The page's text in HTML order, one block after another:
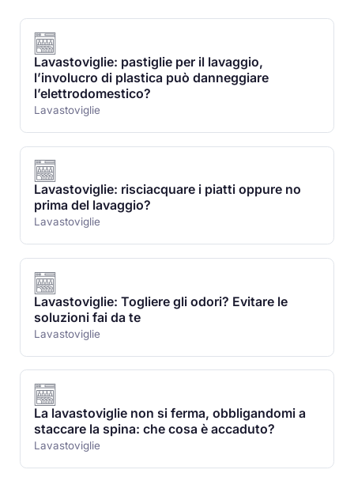
Lavastoviglie: pastiglie per il lavaggio,
l’involucro di plastica può danneggiare
l’elettrodomestico?
Lavastoviglie
Lavastoviglie: risciacquare i piatti oppure no
prima del lavaggio?
Lavastoviglie
Lavastoviglie: Togliere gli odori? Evitare le
soluzioni fai da te
Lavastoviglie
La lavastoviglie non si ferma, obbligandomi a
staccare la spina: che cosa è accaduto?
Lavastoviglie